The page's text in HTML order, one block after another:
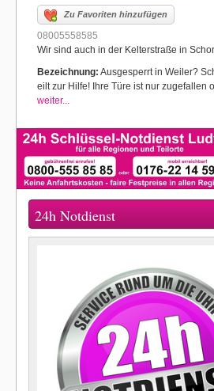
Zu Favoriten hinzufügen
08005558585
Wir sind auch in der Kelterstraße in
Bezeichnung: Ausgesperrt in Weiler?
eilt zur Hilfe! Ihre Türe ist nur zugefallen
weiter...
24h Notdienst